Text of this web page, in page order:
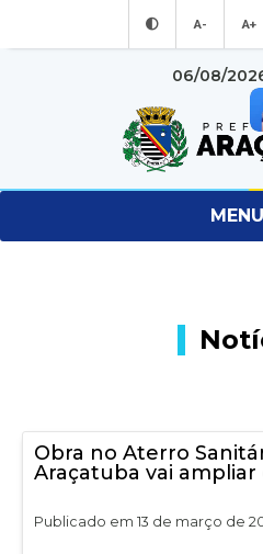
A- A+
06/08/
MENU
Obra no Aterro
Araçatuba vai ampliar
Publicado em 13 de março de